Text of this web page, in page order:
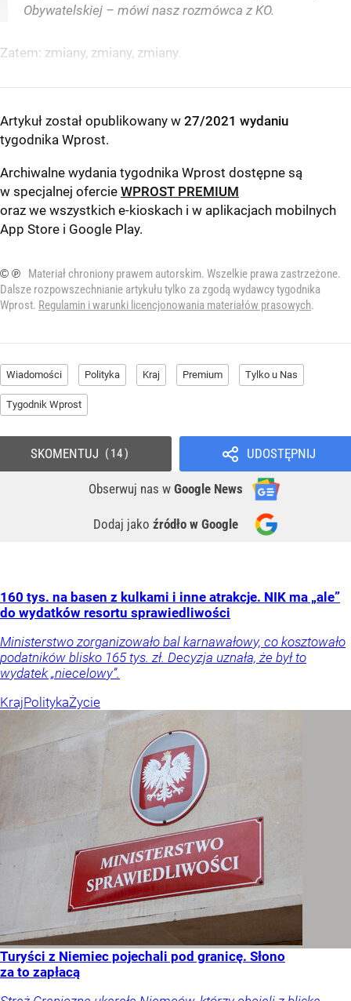
Obywatelskiej – mówi nasz rozmówca z KO.
Zatem: zmiany, zmiany, zmiany.
Artykuł został opublikowany w 27/2021 wydaniu
tygodnika Wprost.
Archiwalne wydania tygodnika Wprost dostępne są
w specjalnej ofercie WPROST PREMIUM
oraz we wszystkich e-kioskach i w aplikacjach mobilnych
App Store i Google Play.
© ℗
Materiał chroniony prawem autorskim. Wszelkie prawa zastrzeżone.
Dalsze rozpowszechnianie artykułu tylko za zgodą wydawcy tygodnika
Wprost. Regulamin i warunki licencjonowania materiałów prasowych.
Wiadomości Polityka Kraj Premium Tylko u Nas
Tygodnik Wprost
UDOSTĘPNIJ
Obserwuj nas w Google News
Dodaj jako źródło w Google
SKOMENTUJ 14
160 tys. na basen z kulkami i inne atrakcje. NIK ma „ale”
do wydatków resortu sprawiedliwości
Ministerstwo zorganizowało bal karnawałowy, co kosztowało
podatników blisko 165 tys. zł. Decyzja uznała, że był to
wydatek „niecelowy”.
KrajPolitykaŻycie
Turyści z Niemiec pojechali pod granicę. Słono
za to zapłacą